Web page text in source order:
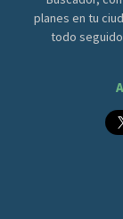
planes en tu
todo